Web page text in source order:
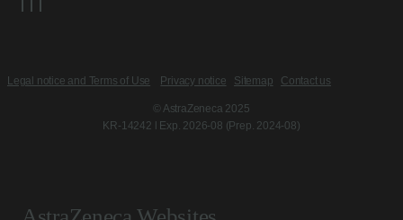
Legal notice and Terms of Use Privacy notice Sitemap Contact us
© AstraZeneca 2025
KR-14242 l Exp. 2026-08 (Prep. 2024-08)